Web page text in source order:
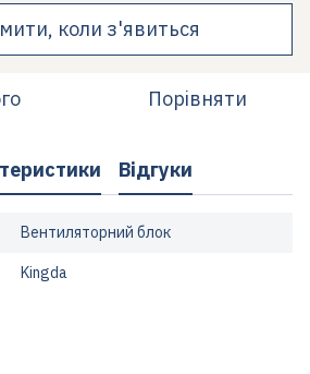
коли з'явиться
Порівняти
Відгуки
Вентиляторний блок
Kingda